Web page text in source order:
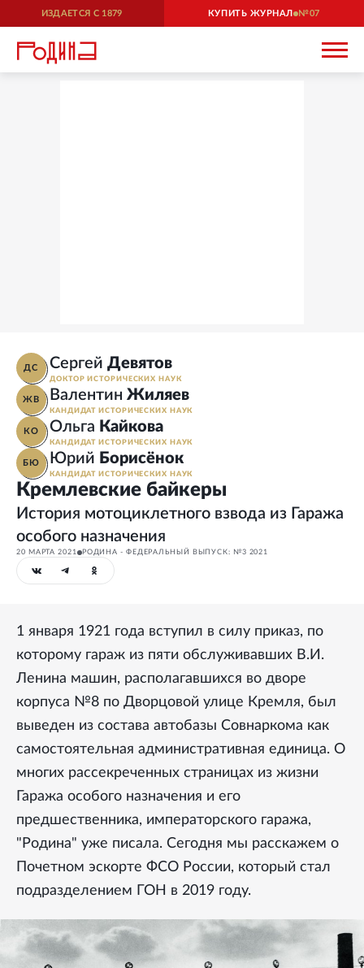
ИЗДАЕТСЯ С 1879 КУПИТЬ ЖУРНАЛ 07
ДС Сергей Девятов
ДОКТОР ИСТОРИЧЕСКИХ НАУК
ЖВ Валентин Жиляев
КАНДИДАТ ИСТОРИЧЕСКИХ НАУК
КО Ольга Кайкова
КАНДИДАТ ИСТОРИЧЕСКИХ НАУК
БЮ Юрий Борисёнок
КАНДИДАТ ИСТОРИЧЕСКИХ НАУК
Кремлевские байкеры
История мотоциклетного взвода из Гаража
особого назначения
20 МАРТА 2021 РОДИНА - ФЕДЕРАЛЬНЫЙ ВЫПУСК: №3 2021
1 января 1921 года вступил в силу приказ, по
которому гараж из пяти обслуживавших В.И.
Ленина машин, располагавшихся во дворе
корпуса №8 по Дворцовой улице Кремля, был
выведен из состава автобазы Совнаркома как
самостоятельная административная единица. О
многих рассекреченных страницах из жизни
Гаража особого назначения и его
предшественника, императорского гаража,
"Родина" уже писала. Сегодня мы расскажем о
Почетном эскорте ФСО России, который стал
подразделением ГОН в 2019 году.